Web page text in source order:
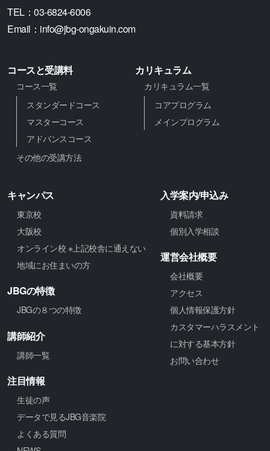
TEL： 03-6824-6006
Email： info@jbg-ongakuin.com
コースと受講料
コース一覧
スタンダードコース
マスターコース
アドバンスコース
その他の受講方法
カリキュラム
カリキュラム一覧
コアプログラム
メインプログラム
キャンパス
東京校
大阪校
オンライン校 ※上記校舎に通えない
地域にお住まいの方
JBGの特徴
JBGの８つの特徴
講師紹介
講師一覧
注目情報
生徒の声
データで見るJBG音楽院
よくある質問
入学案内/申込み
資料請求
個別入学相談
運営会社概要
会社概要
アクセス
個人情報保護方針
カスタマーハラスメント
に対する基本方針
お問い合わせ